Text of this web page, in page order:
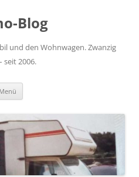
Blog
und den Wohnwagen. Zwanzig
seit 2006.
Menü